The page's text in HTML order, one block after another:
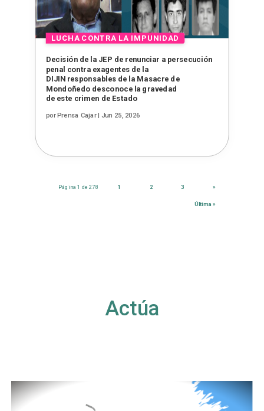
Decisión de la JEP de renunciar a persecución
penal contra exagentes de la
DIJIN responsables de la Masacre de
Mondoñedo desconoce la gravedad
de este crimen de Estado
porPrensa Cajar| Jun 25, 2026
Página 1 de 278 1 2 3 »
Última »
Actúa